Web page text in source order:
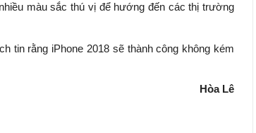
màu sắc thú vị để hướng đến các thị trường
tin rằng iPhone 2018 sẽ thành công không kém
Hòa Lê